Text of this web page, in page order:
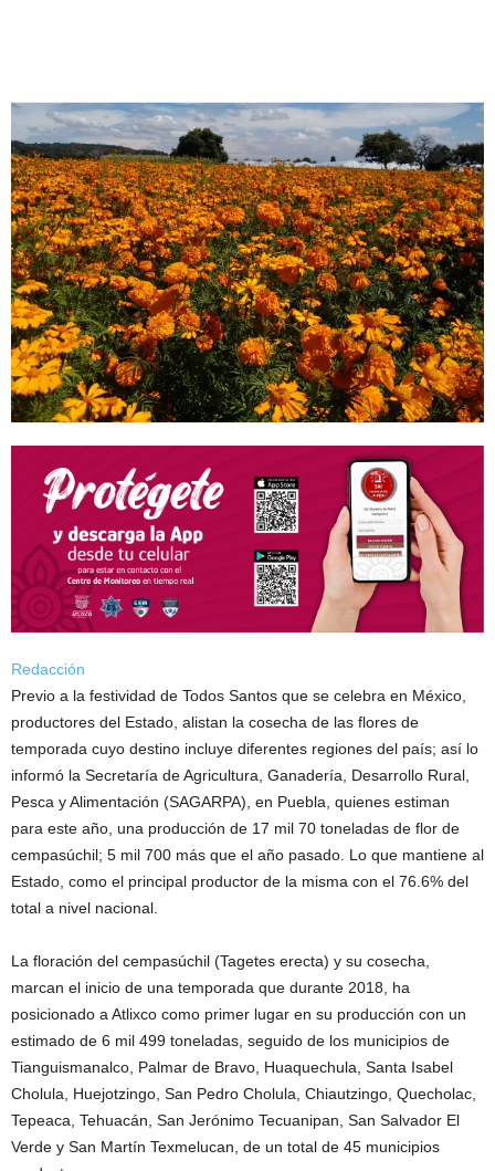
Redacción
Previo a la festividad de Todos Santos que se celebra en México,
productores del Estado, alistan la cosecha de las flores de
temporada cuyo destino incluye diferentes regiones del país; así lo
informó la Secretaría de Agricultura, Ganadería, Desarrollo Rural,
Pesca y Alimentación (SAGARPA), en Puebla, quienes estiman
para este año, una producción de 17 mil 70 toneladas de flor de
cempasúchil; 5 mil 700 más que el año pasado. Lo que mantiene al
Estado, como el principal productor de la misma con el 76.6% del
total a nivel nacional.
La floración del cempasúchil (Tagetes erecta) y su cosecha,
marcan el inicio de una temporada que durante 2018, ha
posicionado a Atlixco como primer lugar en su producción con un
estimado de 6 mil 499 toneladas, seguido de los municipios de
Tianguismanalco, Palmar de Bravo, Huaquechula, Santa Isabel
Cholula, Huejotzingo, San Pedro Cholula, Chiautzingo, Quecholac,
Tepeaca, Tehuacán, San Jerónimo Tecuanipan, San Salvador El
Verde y San Martín Texmelucan, de un total de 45 municipios